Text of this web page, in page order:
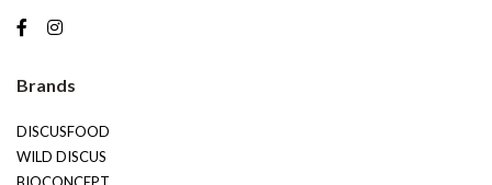
Brands
DISCUSFOOD
WILD DISCUS